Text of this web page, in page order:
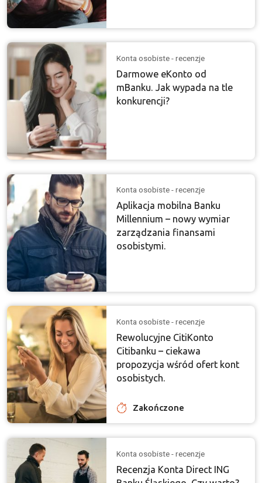
Konta osobiste - recenzje
Darmowe eKonto od
mBanku. Jak wypada na tle
konkurencji?
Konta osobiste - recenzje
Aplikacja mobilna Banku
Millennium – nowy wymiar
zarządzania finansami
osobistymi.
Konta osobiste - recenzje
Rewolucyjne CitiKonto
Citibanku – ciekawa
propozycja wśród ofert kont
osobistych.
Zakończone
Konta osobiste - recenzje
Recenzja Konta Direct ING